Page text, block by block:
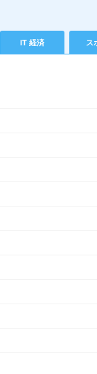
IT 経済 ス